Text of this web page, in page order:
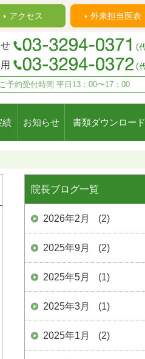
アクセス 外来担当医表
ご予約受付時間 平日13：00〜17：00
績 お知らせ 書類ダウンロード
院長ブログ一覧
2026年2月 (2)
2025年9月 (2)
2025年5月 (1)
2025年3月 (1)
2025年1月 (2)